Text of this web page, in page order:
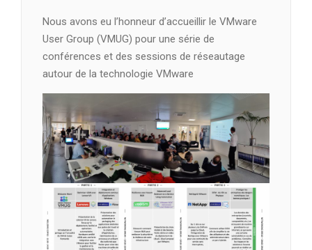
Nous avons eu l’honneur d’accueillir le VMware
User Group (VMUG) pour une série de
conférences et des sessions de réseautage
autour de la technologie VMware